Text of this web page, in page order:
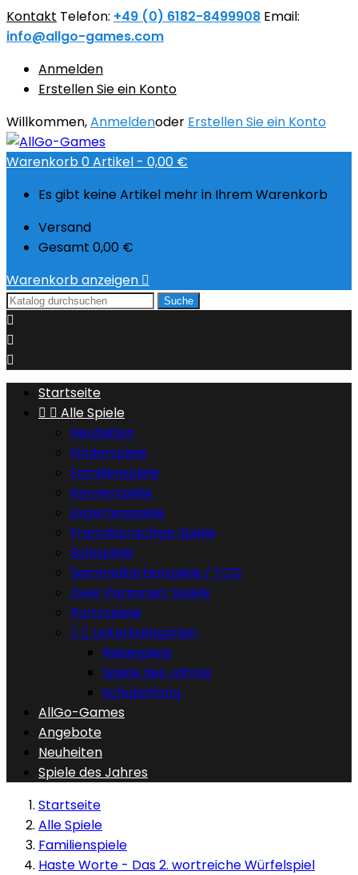
Kontakt Telefon: +49 (0) 6182-8499908 Email:
info@allgo-games.com
Anmelden
Erstellen Sie ein Konto
Willkommen,Anmeldenoder Erstellen Sie ein Konto
Warenkorb0Artikel - 0,00 €
Es gibt keine Artikel mehr in Ihrem Warenkorb
Versand
Gesamt 0,00 €
Warenkorb anzeigen 
Suche



Startseite
  Alle Spiele
Neuheiten
Kinderspiele
Familienspiele
Kennerspiele
Expertenspiele
Fremdsprachige Spiele
Solospiele
Sammelkartenspiele / TCG
Zwei-Personen-Spiele
Partyspiele
  Unterkategorien
Reisespiele
Spiele des Jahres
Schulanfang
AllGo-Games
Angebote
Neuheiten
Spiele des Jahres
Startseite
Alle Spiele
Familienspiele
Haste Worte - Das 2. wortreiche Würfelspiel